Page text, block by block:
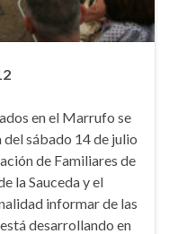
en el Marrufo se
sábado 14 de julio
de Familiares de
la Sauceda y el
informar de las
desarrollando en